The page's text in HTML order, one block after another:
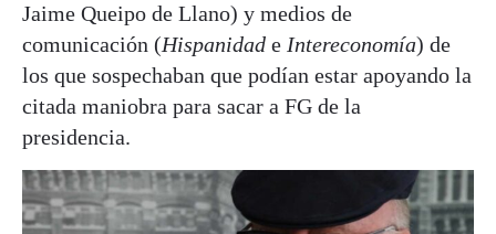
Jaime Queipo de Llano) y medios de
comunicación (Hispanidad e Intereconomía) de
los que sospechaban que podían estar apoyando la
citada maniobra para sacar a FG de la
presidencia.